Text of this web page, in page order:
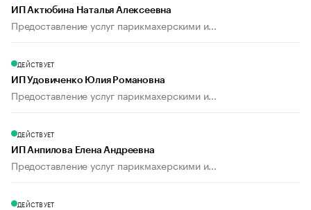
ИП Актюбина Наталья Алексеевна
Предоставление услуг парикмахерскими и...
ДЕЙСТВУЕТ
ИП Удовиченко Юлия Романовна
Предоставление услуг парикмахерскими и...
ДЕЙСТВУЕТ
ИП Анпилова Елена Андреевна
Предоставление услуг парикмахерскими и...
ДЕЙСТВУЕТ